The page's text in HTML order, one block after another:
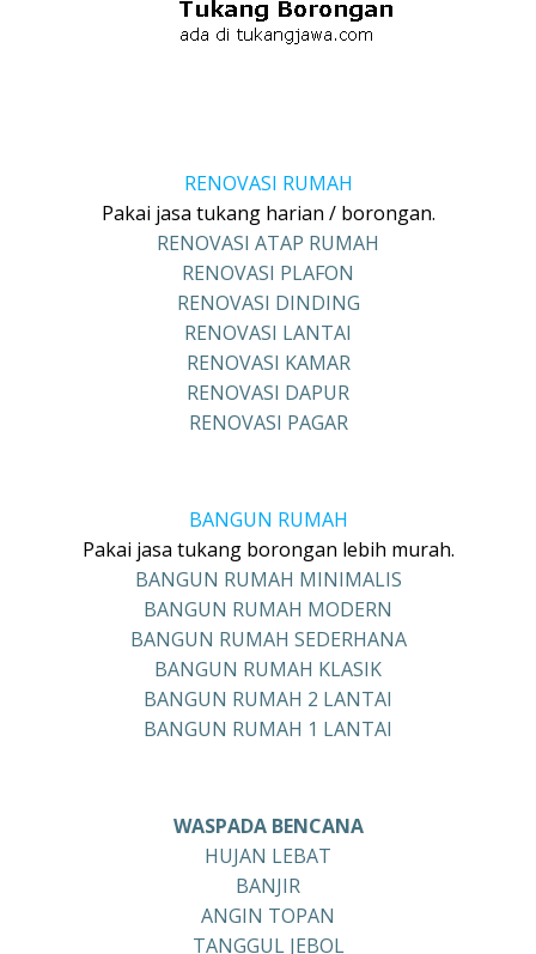
RENOVASI RUMAH
Pakai jasa tukang harian / borongan.
RENOVASI ATAP RUMAH
RENOVASI PLAFON
RENOVASI DINDING
RENOVASI LANTAI
RENOVASI KAMAR
RENOVASI DAPUR
RENOVASI PAGAR
BANGUN RUMAH
Pakai jasa tukang borongan lebih murah.
BANGUN RUMAH MINIMALIS
BANGUN RUMAH MODERN
BANGUN RUMAH SEDERHANA
BANGUN RUMAH KLASIK
BANGUN RUMAH 2 LANTAI
BANGUN RUMAH 1 LANTAI
WASPADA BENCANA
HUJAN LEBAT
BANJIR
ANGIN TOPAN
TANGGUL JEBOL